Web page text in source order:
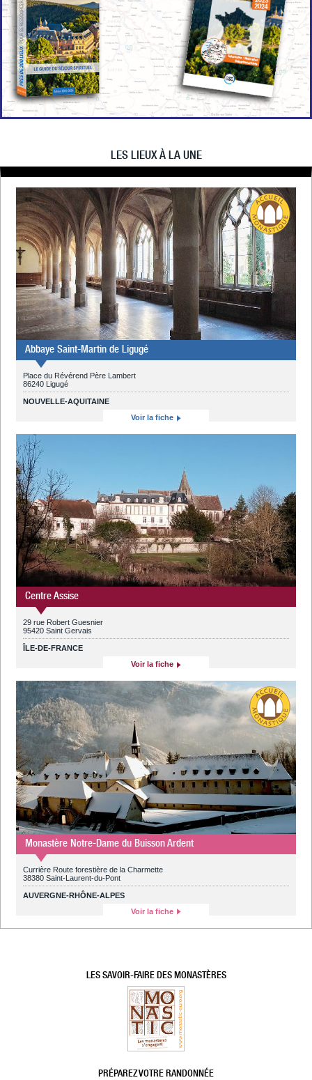
LES LIEUX À LA UNE
Abbaye Saint-Martin de Ligugé
Place du Révérend Père Lambert
86240 Ligugé
NOUVELLE-AQUITAINE
Voir la fiche
Centre Assise
29 rue Robert Guesnier
95420 Saint Gervais
ÎLE-DE-FRANCE
Voir la fiche
Monastère Notre-Dame du Buisson Ardent
Currière Route forestière de la Charmette
38380 Saint-Laurent-du-Pont
AUVERGNE-RHÔNE-ALPES
Voir la fiche
LES SAVOIR-FAIRE DES MONASTÈRES
PRÉPAREZ VOTRE RANDONNÉE